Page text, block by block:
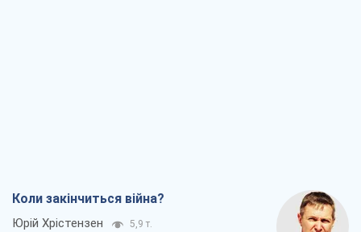
Коли закінчиться війна?
Юрій Хрістензен 5,9 т.